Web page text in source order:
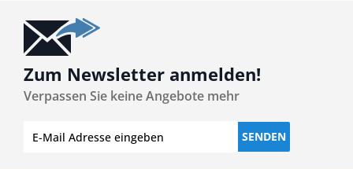
Zum Newsletter anmelden!
Verpassen Sie keine Angebote mehr
SENDEN